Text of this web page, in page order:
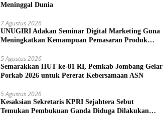
Meninggal Dunia
7 Agustus 2026
UNUGIRI Adakan Seminar Digital Marketing Guna
Meningkatkan Kemampuan Pemasaran Produk
5 Agustus 2026
Semarakkan HUT ke-81 RI, Pemkab Jombang Gelar
Porkab 2026 untuk Pererat Kebersamaan ASN
5 Agustus 2026
Kesaksian Sekretaris KPRI Sejahtera Sebut
Temukan Pembukuan Ganda Diduga Dilakukan